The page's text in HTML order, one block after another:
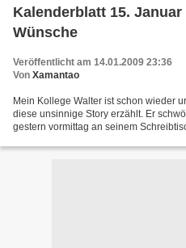
Kalenderblatt 15. Januar
Wünsche
Veröffentlicht am 14.01.2009 23:36
Von Xamantao
Mein Kollege Walter ist schon wieder
diese unsinnige Story erzählt. Er
gestern vormittag an seinem